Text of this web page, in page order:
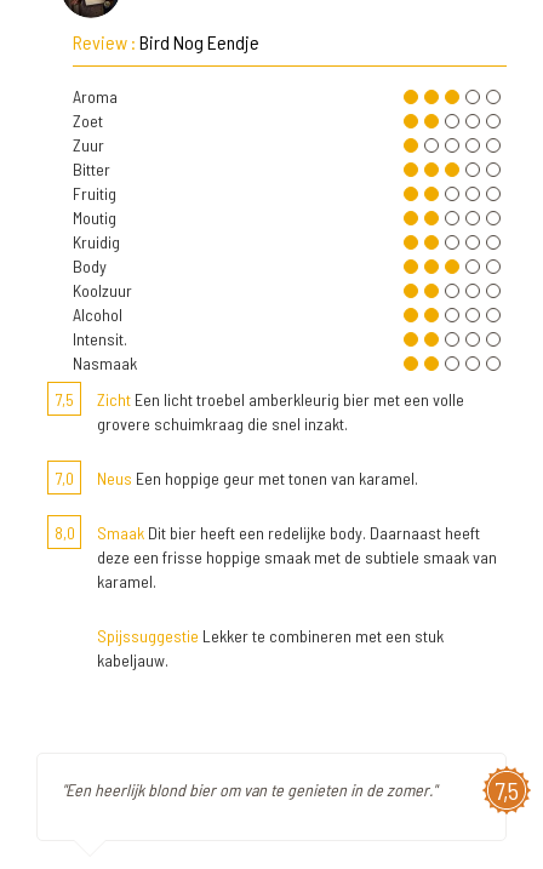
Review : Bird Nog Eendje
Aroma
Zoet
Zuur
Bitter
Fruitig
Moutig
Kruidig
Body
Koolzuur
Alcohol
Intensit.
Nasmaak
7,5
Zicht Een licht troebel amberkleurig bier met een volle
grovere schuimkraag die snel inzakt.
7,0 Neus Een hoppige geur met tonen van karamel.
8,0 Smaak Dit bier heeft een redelijke body. Daarnaast heeft
deze een frisse hoppige smaak met de subtiele smaak van
karamel.
Spijssuggestie Lekker te combineren met een stuk
kabeljauw.
7,5
"Een heerlijk blond bier om van te genieten in de zomer."